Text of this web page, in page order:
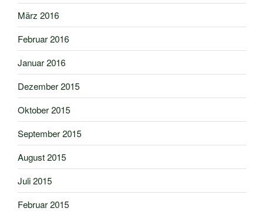
März 2016
Februar 2016
Januar 2016
Dezember 2015
Oktober 2015
September 2015
August 2015
Juli 2015
Februar 2015